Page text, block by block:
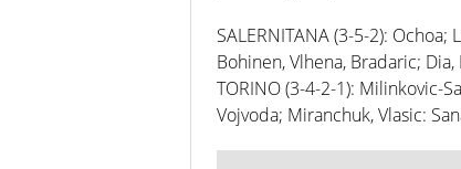
SALERNITANA (3-5-2): Ochoa;
Bohinen, Vlhena, Bradaric;
TORINO (3-4-2-1): Milinkovic-
Vojvoda; Miranchuk, Vlasic: